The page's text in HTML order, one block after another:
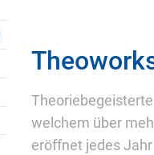
welchem über
eröffnet jedes